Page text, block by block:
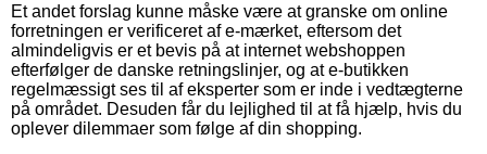
Et andet forslag kunne måske være at granske om online
forretningen er verificeret af e-mærket, eftersom det
almindeligvis er et bevis på at internet webshoppen
efterfølger de danske retningslinjer, og at e-butikken
regelmæssigt ses til af eksperter som er inde i vedtægterne
på området. Desuden får du lejlighed til at få hjælp, hvis du
oplever dilemmaer som følge af din shopping.